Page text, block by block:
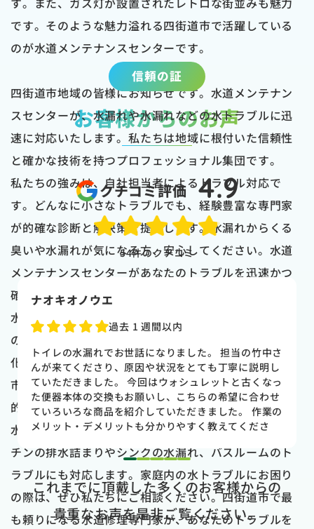
です。そのような魅力溢れる四街道市で活躍している
のが水道メンテナンスセンターです。
四街道市地域の皆様にお知らせです。水道メンテナン
スセンターが、水漏れや水漏れなどの水トラブルに迅
速に対応いたします。私たちは地域に根付いた信頼性
と確かな技術を持つプロフェッショナル集団です。
私たちの強みは、自社担当者によるトラブル対応で
す。どんなに小さなトラブルでも、経験豊富な専門家
が的確な診断と解決策を提供します。水漏れからくる
臭いや水漏れが気になる方、安心してください。水道
メンテナンスセンターがあなたのトラブルを迅速かつ
確実に解決します。
水漏れは、使用しているうちに避けられないトラブル
の一つです。紙くずや異物の詰まり、古いパイプの劣
化などが原因となることがあります。私たちは四街道
市地域の皆様に、トラブルの根本原因を見極め、長期
的な解決策を提供します。
水道メンテナンスセンターは水漏れだけでなく、キッ
チンの排水詰まりやシンクの水漏れ、バスルームのト
ラブルにも対応します。家庭内の水トラブルにお困り
の際は、ぜひ私たちにご相談ください。四街道市で最
も頼りになる水道修理専門家が、あなたのトラブルを
信頼の証
お客様からのお声
クチコミ評価 4.9
54件のクチコミ
naoki higasi
1 か月前
トイレの水漏れがあり来ていただきました。水漏れ箇
所もすぐに判明しました。10数年使用していた一体型
のトイレだった為使いやすさ等しっかりと説明してい
ただき交換する事になりました。正直痛い出費でした
が発見が早かったので壁や床の工事を考えるとまだ費
用は抑えれました。今回担当して頂いた竹中さんは人
た。 今回は2階のトイレでしたが、1階のトイレも修
理が必要になった時はまたお願いしたいと思いまし
た。
1 2 3 4 5
これまでに頂戴した多くのお客様からの
貴重なお声を是非ご覧ください。